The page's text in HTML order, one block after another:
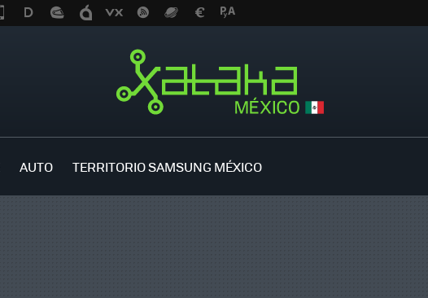
AUTO TERRITORIO SAMSUNG MÉXICO